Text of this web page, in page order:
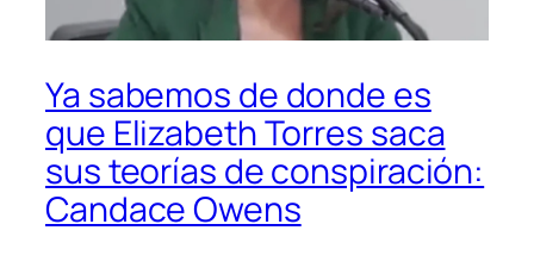
Ya sabemos de donde es
que Elizabeth Torres saca
sus teorías de conspiración:
Candace Owens